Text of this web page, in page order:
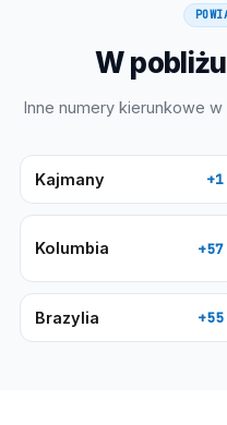
W
Inne numery kierunkowe
Kajmany +1
Kolumbia +57
Brazylia +55